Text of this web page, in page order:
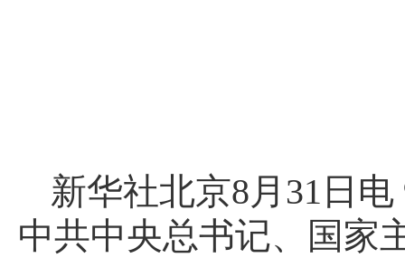
新华社北京8月31日
中共中央总书记、国家